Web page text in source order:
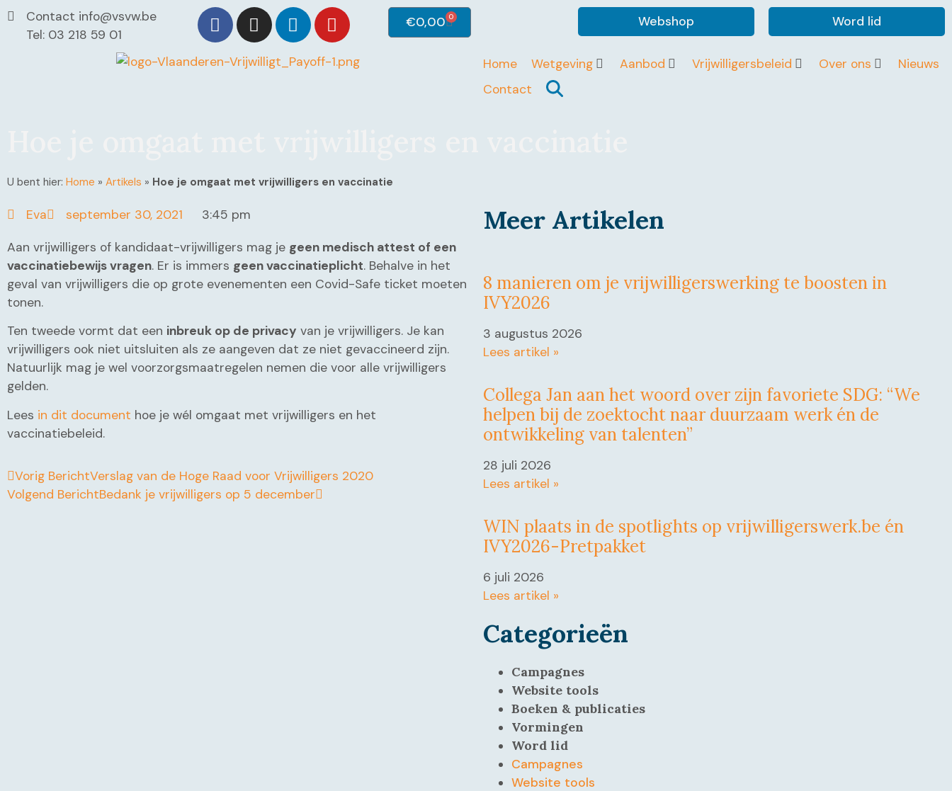
Contact info@vsvw.be
Tel: 03 218 59 01
€0,00 0 Webshop Word lid
Home Wetgeving Aanbod Vrijwilligersbeleid Over ons
Nieuws
Contact
U bent hier: Home » Artikels » Hoe je omgaat met vrijwilligers en vaccinatie
Eva september 30, 2021 3:45 pm
Aan vrijwilligers of kandidaat-vrijwilligers mag je geen medisch attest of een
vaccinatiebewijs vragen. Er is immers geen vaccinatieplicht. Behalve in het
geval van vrijwilligers die op grote evenementen een Covid-Safe ticket moeten
tonen.
Ten tweede vormt dat een inbreuk op de privacy van je vrijwilligers. Je kan
vrijwilligers ook niet uitsluiten als ze aangeven dat ze niet gevaccineerd zijn.
Natuurlijk mag je wel voorzorgsmaatregelen nemen die voor alle vrijwilligers
gelden.
Lees in dit document hoe je wél omgaat met vrijwilligers en het
vaccinatiebeleid.
Vorig BerichtVerslag van de Hoge Raad voor Vrijwilligers 2020
Volgend BerichtBedank je vrijwilligers op 5 december
Meer Artikelen
8 manieren om je vrijwilligerswerking te boosten in
IVY2026
3 augustus 2026
Lees artikel »
Collega Jan aan het woord over zijn favoriete SDG: “We
helpen bij de zoektocht naar duurzaam werk én de
ontwikkeling van talenten”
28 juli 2026
Lees artikel »
WIN plaats in de spotlights op vrijwilligerswerk.be én
IVY2026-Pretpakket
6 juli 2026
Lees artikel »
Categorieën
Campagnes
Website tools
Boeken & publicaties
Vormingen
Word lid
Campagnes
Website tools